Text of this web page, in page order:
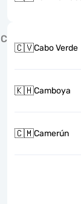
C
🇨🇻Cabo Verde
🇰🇭Camboya
🇨🇲Camerún